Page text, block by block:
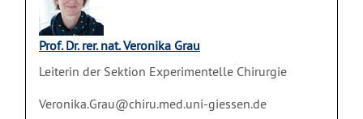
Prof. Dr. rer. nat. Veronika Grau
Leiterin der Sektion Experimentelle Chirurgie
Veronika.Grau@chiru.med.uni-giessen.de